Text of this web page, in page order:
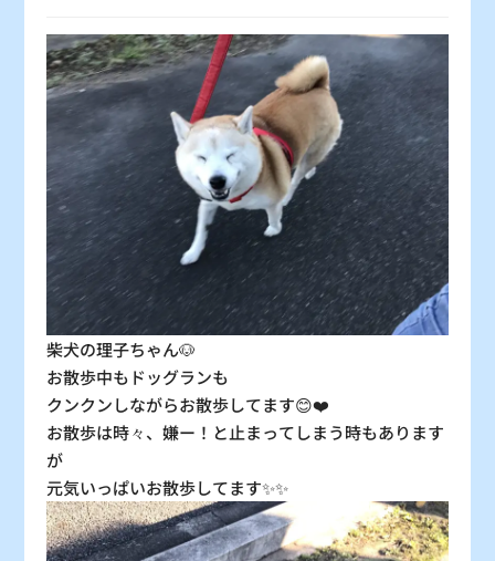
△ △ 〇 〇 〇 〇 〇
23
〇
24
〇 〇 〇
27
〇 〇 〇
30
〇 〇
：シーズン料金 〇 ：空車
：残り僅か ×：満車
柴犬の理子ちゃん🐶
お散歩中もドッグランも
クンクンしながらお散歩してます😊❤️
お散歩は時々、嫌ー！と止まってしまう時もあります
が
元気いっぱいお散歩してます✨✨